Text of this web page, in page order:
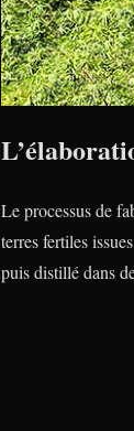
Le processus de
terres fertiles
puis distillé dans